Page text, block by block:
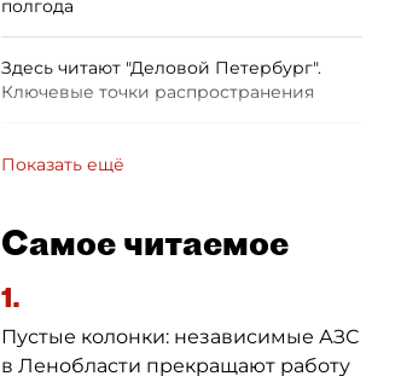
полгода
Здесь читают "Деловой Петербург".
Ключевые точки распространения
Показать ещё
Самое читаемое
1.
Пустые колонки: независимые АЗС
в Ленобласти прекращают работу